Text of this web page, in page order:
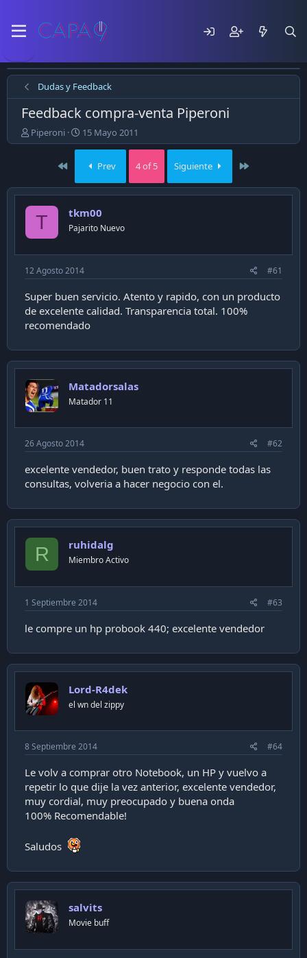
Dudas y Feedback
Feedback compra-venta Piperoni
E
m
ó
e
e
m
a
Piperoni
F
e
a
d
p
u
l
i
c
a
c
i
ó
15 Mayo 2011
First Prev 4 of 5 Siguiente
T tkm00
Pajarito Nuevo
12 Agosto 2014 #61
Super buen servicio. Atento y rapido, con un producto
de excelente calidad. Transparencia total. 100%
recomendado
Matadorsalas
Matador 11
26 Agosto 2014 #62
excelente vendedor, buen trato y responde todas las
consultas, volveria a hacer negocio con el.
R ruhidalg
Miembro Activo
1 Septiembre 2014 #63
le compre un hp probook 440; excelente vendedor
Lord-R4dek
el wn del zippy
8 Septiembre 2014 #64
Le volv a comprar otro Notebook, un HP y vuelvo a
repetir lo que dije la vez anterior, excelente vendedor,
muy cordial, muy preocupado y buena onda
100% Recomendable!
Saludos
salvits
Movie buff